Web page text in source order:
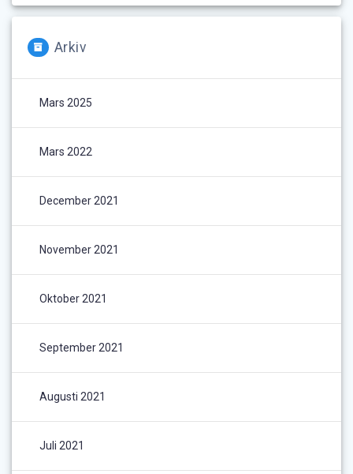
Arkiv
Mars 2025
Mars 2022
December 2021
November 2021
Oktober 2021
September 2021
Augusti 2021
Juli 2021